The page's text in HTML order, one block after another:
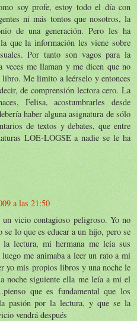
soy profe, estoy todo el día con
ni más tontos que nosotros, la
de una generación. Pero les ha
que la información les viene sobre
Por tanto son vagos para la
me llaman y me dicen que no
libro. Me limito a leérselo y entonces
de comprensión lectora cero. La
Felisa, acostumbrarles desde
haber alguna asignatura de sólo
de textos y debates, que entre
LOE-LOGSE a nadie se le ha
a las 21:50
vicio contagioso peligroso. Yo no
lo que es educar a un hijo, pero se
lectura, mi hermana me leía sus
me animaba a leer un rato a mi
yo mis propios libros y una noche le
siguiente ella me leía a mi el
que es fundamental que los
pasión por la lectura, y que se la
vendrá después